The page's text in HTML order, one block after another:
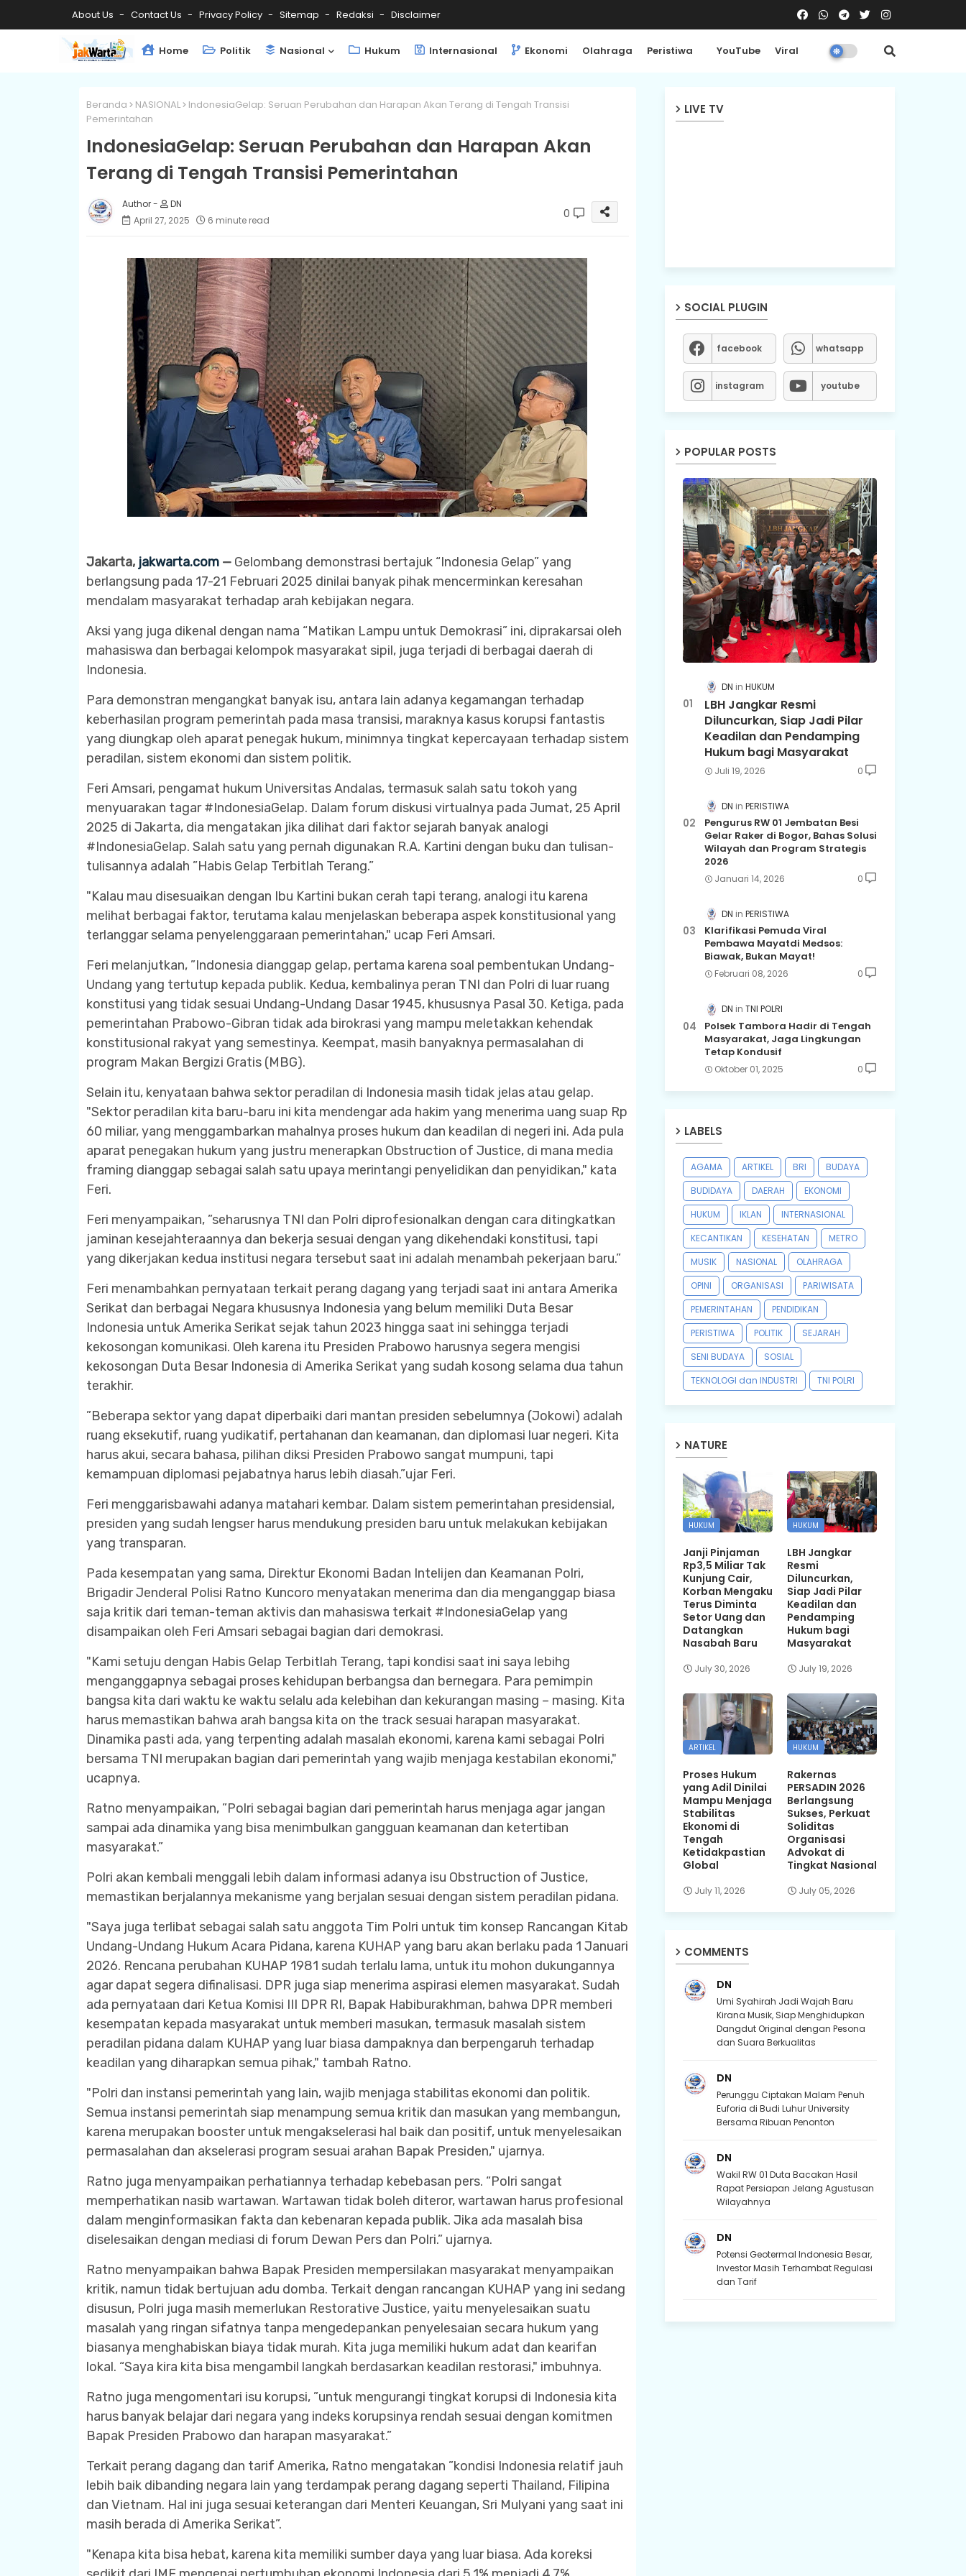
About Us Contact Us Privacy Policy Sitemap Redaksi Disclaimer
Home Politik Nasional Hukum Internasional Ekonomi Olahraga Peristiwa YouTube Viral
Beranda NASIONAL
IndonesiaGelap: Seruan Perubahan dan Harapan Akan Terang di Tengah Transisi
Pemerintahan
IndonesiaGelap: Seruan Perubahan dan Harapan Akan
Terang di Tengah Transisi Pemerintahan
DN
April 27, 2025
6 minute read 0
Jakarta, jakwarta.com— Gelombang demonstrasi bertajuk “Indonesia Gelap” yang
berlangsung pada 17-21 Februari 2025 dinilai banyak pihak mencerminkan keresahan
mendalam masyarakat terhadap arah kebijakan negara.
Aksi yang juga dikenal dengan nama “Matikan Lampu untuk Demokrasi” ini, diprakarsai oleh
mahasiswa dan berbagai kelompok masyarakat sipil, juga terjadi di berbagai daerah di
Indonesia.
Para demonstran mengangkat banyak isu, antara lain adanya kegamangan terhadap
keberhasilan program pemerintah pada masa transisi, maraknya kasus korupsi fantastis
yang diungkap oleh aparat penegak hukum, minimnya tingkat kepercayaan terhadap sistem
peradilan, sistem ekonomi dan sistem politik.
Feri Amsari, pengamat hukum Universitas Andalas, termasuk salah satu tokoh yang
menyuarakan tagar #IndonesiaGelap. Dalam forum diskusi virtualnya pada Jumat, 25 April
2025 di Jakarta, dia mengatakan jika dilihat dari faktor sejarah banyak analogi
#IndonesiaGelap. Salah satu yang pernah digunakan R.A. Kartini dengan buku dan tulisan-
tulisannya adalah ”Habis Gelap Terbitlah Terang.”
"Kalau mau disesuaikan dengan Ibu Kartini bukan cerah tapi terang, analogi itu karena
melihat berbagai faktor, terutama kalau menjelaskan beberapa aspek konstitusional yang
terlanggar selama penyelenggaraan pemerintahan," ucap Feri Amsari.
Feri melanjutkan, ”Indonesia dianggap gelap, pertama karena soal pembentukan Undang-
Undang yang tertutup kepada publik. Kedua, kembalinya peran TNI dan Polri di luar ruang
konstitusi yang tidak sesuai Undang-Undang Dasar 1945, khususnya Pasal 30. Ketiga, pada
pemerintahan Prabowo-Gibran tidak ada birokrasi yang mampu meletakkan kehendak
konstitusional rakyat yang semestinya. Keempat, masih banyaknya permasalahan di
program Makan Bergizi Gratis (MBG).
Selain itu, kenyataan bahwa sektor peradilan di Indonesia masih tidak jelas atau gelap.
"Sektor peradilan kita baru-baru ini kita mendengar ada hakim yang menerima uang suap Rp
60 miliar, yang menggambarkan mahalnya proses hukum dan keadilan di negeri ini. Ada pula
aparat penegakan hukum yang justru menerapkan Obstruction of Justice, di mana media
framing dianggap sebagai salah satu upaya merintangi penyelidikan dan penyidikan," kata
Feri.
Feri menyampaikan, ”seharusnya TNI dan Polri diprofesionalkan dengan cara ditingkatkan
jaminan kesejahteraannya dan bekerja sesuai dengan yang dikehendaki konstitusi, tapi
yang dikerjakan kedua institusi negara tersebut saat ini adalah menambah pekerjaan baru.”
Feri menambahkan pernyataan terkait perang dagang yang terjadi saat ini antara Amerika
Serikat dan berbagai Negara khususnya Indonesia yang belum memiliki Duta Besar
Indonesia untuk Amerika Serikat sejak tahun 2023 hingga saat ini sehingga terjadi
kekosongan komunikasi. Oleh karena itu Presiden Prabowo harusnya segera mengisi
kekosongan Duta Besar Indonesia di Amerika Serikat yang sudah kosong selama dua tahun
terakhir.
”Beberapa sektor yang dapat diperbaiki dari mantan presiden sebelumnya (Jokowi) adalah
ruang eksekutif, ruang yudikatif, pertahanan dan keamanan, dan diplomasi luar negeri. Kita
harus akui, secara bahasa, pilihan diksi Presiden Prabowo sangat mumpuni, tapi
kemampuan diplomasi pejabatnya harus lebih diasah.”ujar Feri.
Feri menggarisbawahi adanya matahari kembar. Dalam sistem pemerintahan presidensial,
presiden yang sudah lengser harus mendukung presiden baru untuk melakukan kebijakan
yang transparan.
Pada kesempatan yang sama, Direktur Ekonomi Badan Intelijen dan Keamanan Polri,
Brigadir Jenderal Polisi Ratno Kuncoro menyatakan menerima dan dia menganggap biasa
saja kritik dari teman-teman aktivis dan mahasiswa terkait #IndonesiaGelap yang
disampaikan oleh Feri Amsari sebagai bagian dari demokrasi.
"Kami setuju dengan Habis Gelap Terbitlah Terang, tapi kondisi saat ini saya lebihg
menganggapnya sebagai proses kehidupan berbangsa dan bernegara. Para pemimpin
bangsa kita dari waktu ke waktu selalu ada kelebihan dan kekurangan masing – masing. Kita
harus memastikan bahwa arah bangsa kita on the track sesuai harapan masyarakat.
Dinamika pasti ada, yang terpenting adalah masalah ekonomi, karena kami sebagai Polri
bersama TNI merupakan bagian dari pemerintah yang wajib menjaga kestabilan ekonomi,"
ucapnya.
Ratno menyampaikan, ”Polri sebagai bagian dari pemerintah harus menjaga agar jangan
sampai ada dinamika yang bisa menimbulkan gangguan keamanan dan ketertiban
masyarakat.”
Polri akan kembali menggali lebih dalam informasi adanya isu Obstruction of Justice,
memastikan berjalannya mekanisme yang berjalan sesuai dengan sistem peradilan pidana.
"Saya juga terlibat sebagai salah satu anggota Tim Polri untuk tim konsep Rancangan Kitab
Undang-Undang Hukum Acara Pidana, karena KUHAP yang baru akan berlaku pada 1 Januari
2026. Rencana perubahan KUHAP 1981 sudah terlalu lama, untuk itu mohon dukungannya
agar dapat segera difinalisasi. DPR juga siap menerima aspirasi elemen masyarakat. Sudah
ada pernyataan dari Ketua Komisi III DPR RI, Bapak Habiburakhman, bahwa DPR memberi
kesempatan kepada masyarakat untuk memberi masukan, termasuk masalah sistem
peradilan pidana dalam KUHAP yang luar biasa dampaknya dan berpengaruh terhadap
keadilan yang diharapkan semua pihak," tambah Ratno.
"Polri dan instansi pemerintah yang lain, wajib menjaga stabilitas ekonomi dan politik.
Semua instansi pemerintah siap menampung semua kritik dan masukan yang membangun,
karena merupakan booster untuk mengakselerasi hal baik dan positif, untuk menyelesaikan
permasalahan dan akselerasi program sesuai arahan Bapak Presiden," ujarnya.
Ratno juga menyampaikan perhatiannya terhadap kebebasan pers. “Polri sangat
memperhatikan nasib wartawan. Wartawan tidak boleh diteror, wartawan harus profesional
dalam menginformasikan fakta dan kebenaran kepada publik. Jika ada masalah bisa
diselesaikan dengan mediasi di forum Dewan Pers dan Polri.” ujarnya.
Ratno menyampaikan bahwa Bapak Presiden mempersilakan masyarakat menyampaikan
kritik, namun tidak bertujuan adu domba. Terkait dengan rancangan KUHAP yang ini sedang
disusun, Polri juga masih memerlukan Restorative Justice, yaitu menyelesaikan suatu
masalah yang ringan sifatnya tanpa mengedepankan penyelesaian secara hukum yang
biasanya menghabiskan biaya tidak murah. Kita juga memiliki hukum adat dan kearifan
lokal. “Saya kira kita bisa mengambil langkah berdasarkan keadilan restorasi," imbuhnya.
Ratno juga mengomentari isu korupsi, ”untuk mengurangi tingkat korupsi di Indonesia kita
harus banyak belajar dari negara yang indeks korupsinya rendah sesuai dengan komitmen
Bapak Presiden Prabowo dan harapan masyarakat.”
Terkait perang dagang dan tarif Amerika, Ratno mengatakan ”kondisi Indonesia relatif jauh
lebih baik dibanding negara lain yang terdampak perang dagang seperti Thailand, Filipina
dan Vietnam. Hal ini juga sesuai keterangan dari Menteri Keuangan, Sri Mulyani yang saat ini
masih berada di Amerika Serikat”.
"Kenapa kita bisa hebat, karena kita memiliki sumber daya yang luar biasa. Ada koreksi
LIVE TV
SOCIAL PLUGIN
facebook whatsapp
instagram youtube
POPULAR POSTS
DN HUKUM
LBH Jangkar Resmi
Diluncurkan, Siap Jadi Pilar
Keadilan dan Pendamping
Hukum bagi Masyarakat
Juli 19, 2026 0
DN PERISTIWA
Pengurus RW 01 Jembatan Besi
Gelar Raker di Bogor, Bahas Solusi
Wilayah dan Program Strategis
2026
Januari 14, 2026 0
DN PERISTIWA
Klarifikasi Pemuda Viral
Pembawa Mayatdi Medsos:
Biawak, Bukan Mayat!
Februari 08, 2026 0
DN TNI POLRI
Polsek Tambora Hadir di Tengah
Masyarakat, Jaga Lingkungan
Tetap Kondusif
Oktober 01, 2025 0
LABELS
AGAMA ARTIKEL BRI
BUDAYA
BUDIDAYA
DAERAH
EKONOMI
HUKUM
IKLAN
INTERNASIONAL
KECANTIKAN
KESEHATAN
METRO
MUSIK
NASIONAL
OLAHRAGA
OPINI
ORGANISASI
PARIWISATA
PEMERINTAHAN
PENDIDIKAN
PERISTIWA
POLITIK
SEJARAH
SENI BUDAYA
SOSIAL
TEKNOLOGI dan INDUSTRI
TNI POLRI
NATURE
HUKUM
Janji Pinjaman
Rp3,5 Miliar Tak
Kunjung Cair,
Korban Mengaku
Terus Diminta
Setor Uang dan
Datangkan
Nasabah Baru
July 30, 2026
HUKUM
LBH Jangkar
Resmi
Diluncurkan,
Siap Jadi Pilar
Keadilan dan
Pendamping
Hukum bagi
Masyarakat
July 19, 2026
ARTIKEL
Proses Hukum
yang Adil Dinilai
Mampu Menjaga
Stabilitas
Ekonomi di
Tengah
Ketidakpastian
Global
July 11, 2026
HUKUM
Rakernas
PERSADIN 2026
Berlangsung
Sukses, Perkuat
Soliditas
Organisasi
Advokat di
Tingkat Nasional
July 05, 2026
COMMENTS
DN
Umi Syahirah Jadi Wajah Baru
Kirana Musik, Siap Menghidupkan
Dangdut Original dengan Pesona
dan Suara Berkualitas
DN
Perunggu Ciptakan Malam Penuh
Euforia di Budi Luhur University
Bersama Ribuan Penonton
DN
Wakil RW 01 Duta Bacakan Hasil
Rapat Persiapan Jelang Agustusan
Wilayahnya
DN
Potensi Geotermal Indonesia Besar,
Investor Masih Terhambat Regulasi
dan Tarif